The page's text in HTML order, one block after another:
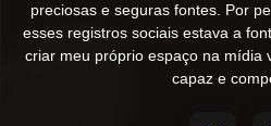
preciosas e seguras fontes. Por
esses registros sociais estava a
criar meu próprio espaço na mídia
capaz e